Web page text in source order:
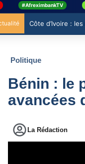
#AfreximbankTV
Côte d’Ivoire :
Politique
Bénin : le
avancées
La Rédaction